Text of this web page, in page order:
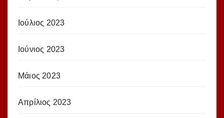
Ιούλιος 2023
Ιούνιος 2023
Μάιος 2023
Απρίλιος 2023